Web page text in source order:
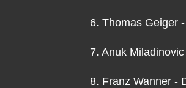
6. Thomas Geiger
7. Anuk
8. Franz Wanner -